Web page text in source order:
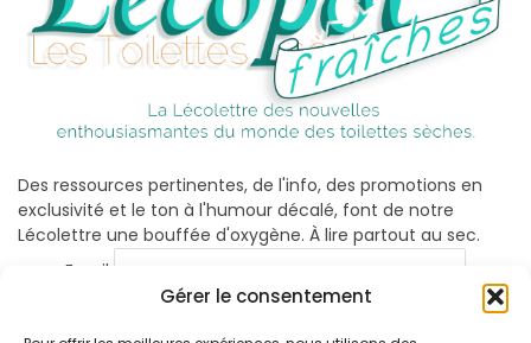
Gérer le consentement
Des ressources pertinentes, de l'info, des promotions en
exclusivité et le ton à l'humour décalé, font de notre
Lécolettre une bouffée d'oxygène. À lire partout au sec.
Email